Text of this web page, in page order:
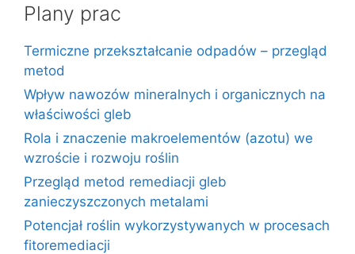
Plany prac
Termiczne przekształcanie odpadów – przegląd
metod
Wpływ nawozów mineralnych i organicznych na
właściwości gleb
Rola i znaczenie makroelementów (azotu) we
wzroście i rozwoju roślin
Przegląd metod remediacji gleb
zanieczyszczonych metalami
Potencjał roślin wykorzystywanych w procesach
fitoremediacji